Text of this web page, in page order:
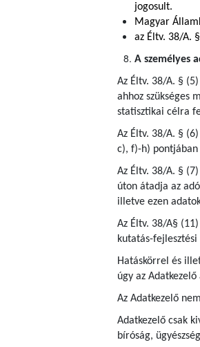
jogosult.
Magyar
az Éltv. 38/A.
A személyes
Az Éltv. 38/A. §
ahhoz szükséges
statisztikai célra
Az Éltv. 38/A. §
c), f)-h)
Az Éltv. 38/A. §
úton átadja az
illetve ezen
Az Éltv. 38/A§
kutatás-
Hatáskörrel és
úgy az
Az Adatkezelő
Adatkezelő csak
bíróság,